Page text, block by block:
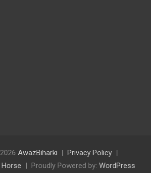
AwazBiharki
Privacy Policy
Proudly Powered by: WordPress